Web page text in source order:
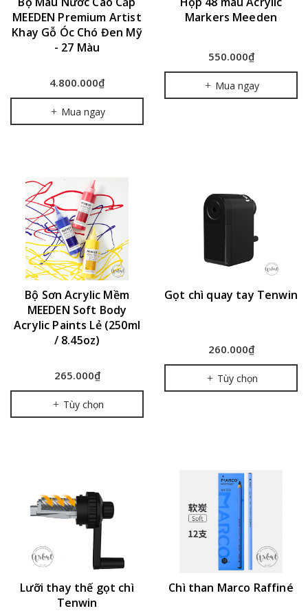
MEEDEN Premium Artist
Khay Gỗ Óc Chó Đen Mỹ
- 27 Màu
4.800.000₫
Mua ngay
Markers Meeden
550.000₫
Mua ngay
Bộ Sơn Acrylic Mềm
MEEDEN Soft Body
Acrylic Paints Lẻ (250ml
/ 8.45oz)
265.000₫
Tùy chọn
Gọt chì quay tay Tenwin
260.000₫
Tùy chọn
Lưỡi thay thế gọt chì
Tenwin
Chì than Marco Raffiné